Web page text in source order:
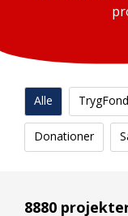
Alle
Donationer
8880